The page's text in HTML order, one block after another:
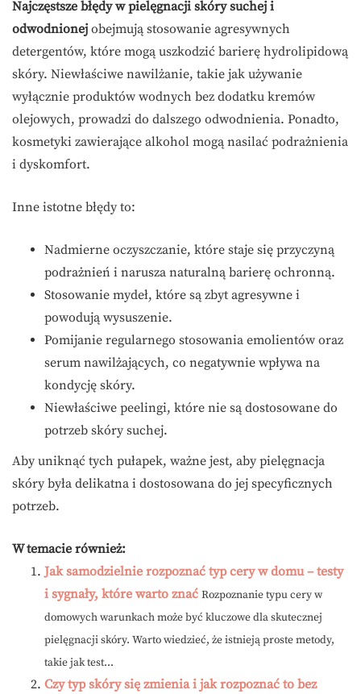
Najczęstsze błędy w pielęgnacji skóry suchej i
odwodnionej obejmują stosowanie agresywnych
detergentów, które mogą uszkodzić barierę hydrolipidową
skóry. Niewłaściwe nawilżanie, takie jak używanie
wyłącznie produktów wodnych bez dodatku kremów
olejowych, prowadzi do dalszego odwodnienia. Ponadto,
kosmetyki zawierające alkohol mogą nasilać podrażnienia
i dyskomfort.
Inne istotne błędy to:
Nadmierne oczyszczanie, które staje się przyczyną
podrażnień i narusza naturalną barierę ochronną.
Stosowanie mydeł, które są zbyt agresywne i
powodują wysuszenie.
Pomijanie regularnego stosowania emolientów oraz
serum nawilżających, co negatywnie wpływa na
kondycję skóry.
Niewłaściwe peelingi, które nie są dostosowane do
potrzeb skóry suchej.
Aby uniknąć tych pułapek, ważne jest, aby pielęgnacja
skóry była delikatna i dostosowana do jej specyficznych
potrzeb.
W temacie również:
Jak samodzielnie rozpoznać typ cery w domu – testy
i sygnały, które warto znać Rozpoznanie typu cery w
domowych warunkach może być kluczowe dla skutecznej
pielęgnacji skóry. Warto wiedzieć, że istnieją proste metody,
takie jak test...
Czy typ skóry się zmienia i jak rozpoznać to bez